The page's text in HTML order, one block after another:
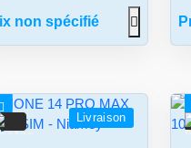
non spécifié
Livraison